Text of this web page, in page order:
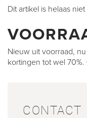
Dit artikel is helaas
Nieuw uit voorraad,
kortingen tot wel 70%.
CONTACT